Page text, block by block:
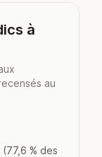
à
au
% des